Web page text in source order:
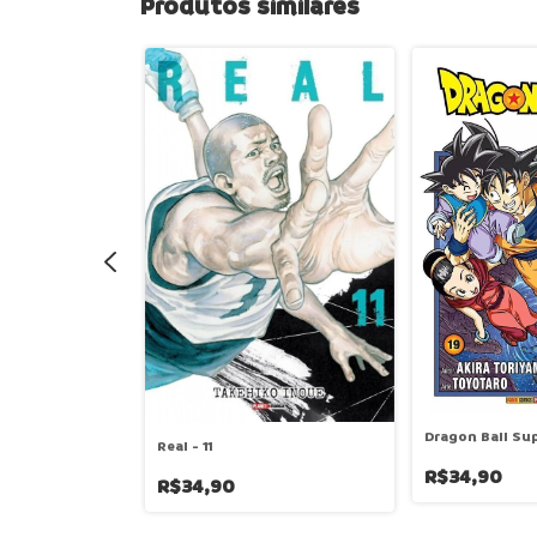
Produtos similares
Real - 11
R$34,90
Dragon Ball
R$34,90